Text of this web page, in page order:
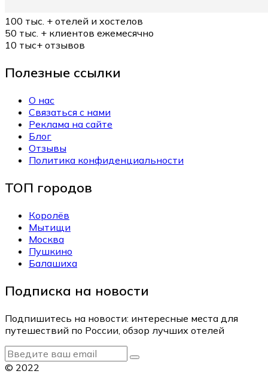
100 тыс. + отелей и хостелов
50 тыс. + клиентов ежемесячно
10 тыс+ отзывов
Полезные ссылки
О нас
Связаться с нами
Реклама на сайте
Блог
Отзывы
Политика конфиденциальности
ТОП городов
Королёв
Мытищи
Москва
Пушкино
Балашиха
Подписка на новости
Подпишитесь на новости: интересные места для
путешествий по России, обзор лучших отелей
© 2022